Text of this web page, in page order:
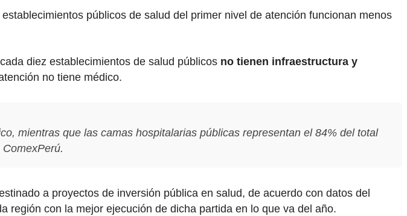
públicos de salud del primer nivel de atención funcionan menos
diez establecimientos de salud públicos no tienen infraestructura y
no tiene médico.
mientras que las camas hospitalarias públicas representan el 84% del total
a proyectos de inversión pública en salud, de acuerdo con datos del
región con la mejor ejecución de dicha partida en lo que va del año.